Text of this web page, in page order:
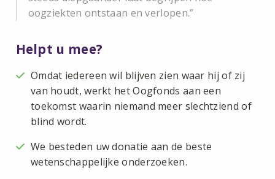
oogziekten ontstaan en verlopen.
Helpt u mee?
Omdat iedereen wil blijven zien waar hij of zij
van houdt, werkt het Oogfonds aan een
toekomst waarin niemand meer slechtziend of
blind wordt.
We besteden uw donatie aan de beste
wetenschappelijke onderzoeken.